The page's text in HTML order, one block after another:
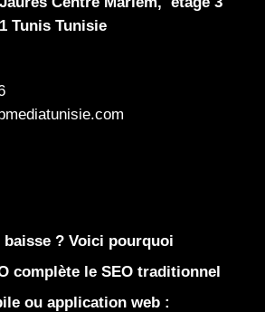
Tunis Tunisie
? Voici pourquoi
complète le SEO traditionnel
ou application web :